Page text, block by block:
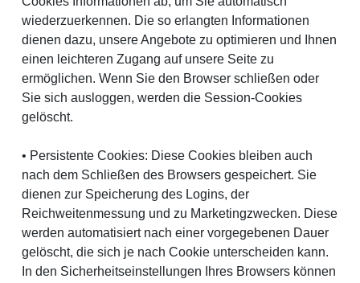
wiederzuerkennen. Die so erlangten Informationen
dienen dazu, unsere Angebote zu optimieren und Ihnen
einen leichteren Zugang auf unsere Seite zu
ermöglichen. Wenn Sie den Browser schließen oder
Sie sich ausloggen, werden die Session-Cookies
gelöscht.
• Persistente Cookies: Diese Cookies bleiben auch
nach dem Schließen des Browsers gespeichert. Sie
dienen zur Speicherung des Logins, der
Reichweitenmessung und zu Marketingzwecken. Diese
werden automatisiert nach einer vorgegebenen Dauer
gelöscht, die sich je nach Cookie unterscheiden kann.
In den Sicherheitseinstellungen Ihres Browsers können